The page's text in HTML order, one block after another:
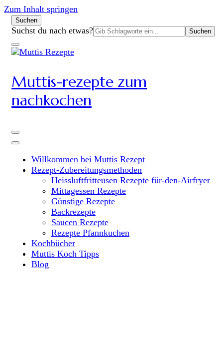
Zum Inhalt springen
Suchen
Suchen
nach:
Suchst du nach etwas?
Muttis-rezepte zum
nachkochen
Willkommen bei Muttis Rezept
Rezept-Zubereitungsmethoden
Heissluftfritteusen Rezepte für-den-Airfryer
Mittagessen Rezepte
Günstige Rezepte
Backrezepte
Saucen Rezepte
Rezepte Pfannkuchen
Kochbücher
Muttis Koch Tipps
Blog